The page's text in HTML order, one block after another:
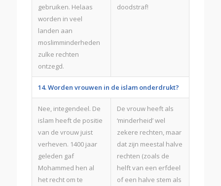
gebruiken. Helaas
worden in veel
landen aan
moslimminderheden
zulke rechten
ontzegd.
doodstraf!
14. Worden vrouwen in de islam onderdrukt?
Nee, integendeel. De
islam heeft de positie
van de vrouw juist
verheven. 1400 jaar
geleden gaf
Mohammed hen al
het recht om te
De vrouw heeft als
‘minderheid’ wel
zekere rechten, maar
dat zijn meestal halve
rechten (zoals de
helft van een erfdeel
of een halve stem als